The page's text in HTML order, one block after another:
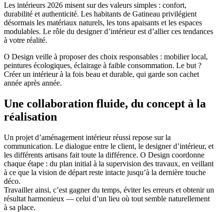
Les intérieurs 2026 misent sur des valeurs simples : confort,
durabilité et authenticité. Les habitants de Gatineau privilégient
désormais les matériaux naturels, les tons apaisants et les espaces
modulables. Le rôle du designer d’intérieur est d’allier ces tendances
à votre réalité.
O Design veille à proposer des choix responsables : mobilier local,
peintures écologiques, éclairage à faible consommation. Le but ?
Créer un intérieur à la fois beau et durable, qui garde son cachet
année après année.
Une collaboration fluide, du concept à la
réalisation
Un projet d’aménagement intérieur réussi repose sur la
communication. Le dialogue entre le client, le designer d’intérieur, et
les différents artisans fait toute la différence. O Design coordonne
chaque étape : du plan initial à la supervision des travaux, en veillant
à ce que la vision de départ reste intacte jusqu’à la dernière touche
déco.
Travailler ainsi, c’est gagner du temps, éviter les erreurs et obtenir un
résultat harmonieux — celui d’un lieu où tout semble naturellement
à sa place.